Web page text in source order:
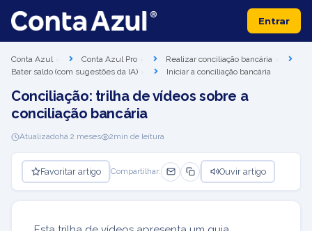
Entrar
Conta Azul Conta Azul Pro
Realizar conciliação bancária
Bater saldo (com sugestões da IA)
Iniciar a conciliação bancária
Conciliação: trilha de vídeos sobre a
conciliação bancária
Atualizadohá 2 meses 2min de leitura
Favoritar artigo Compartilhar: Ouvir artigo